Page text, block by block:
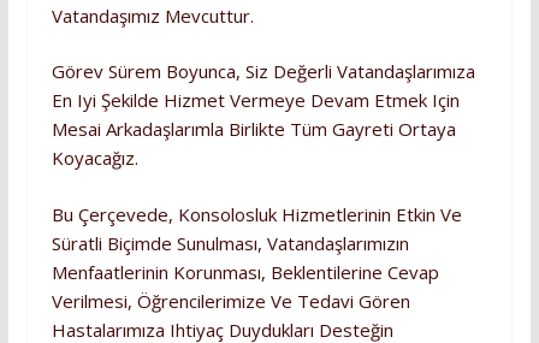
Vatandaşımız Mevcuttur.
Görev Sürem Boyunca, Siz Değerli Vatandaşlarımıza
En Iyi Şekilde Hizmet Vermeye Devam Etmek Için
Mesai Arkadaşlarımla Birlikte Tüm Gayreti Ortaya
Koyacağız.
Bu Çerçevede, Konsolosluk Hizmetlerinin Etkin Ve
Süratli Biçimde Sunulması, Vatandaşlarımızın
Menfaatlerinin Korunması, Beklentilerine Cevap
Verilmesi, Öğrencilerimize Ve Tedavi Gören
Hastalarımıza Ihtiyaç Duydukları Desteğin